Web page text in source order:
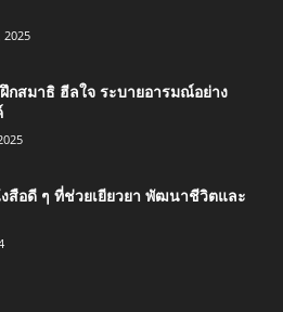
2025
กสมาธิ ฮีลใจ ระบายอารมณ์อย่าง
สือดี ๆ ที่ช่วยเยียวยา พัฒนาชีวิตและ